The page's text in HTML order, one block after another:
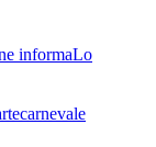
informaLo
carnevale